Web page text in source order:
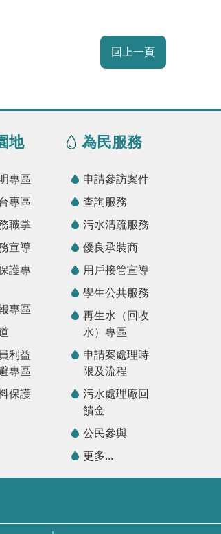
回上一頁
地
專區
專區
職掌
宣導
護專
專區
利益
專區
保護
為民服務
申請參訪案件
查詢服務
污水清疏服務
優良承裝商
用戶接管宣導
學生公共服務
再生水（回收
水）專區
申請案處理時
限及流程
污水處理廠回
饋金
公民參與
更多...